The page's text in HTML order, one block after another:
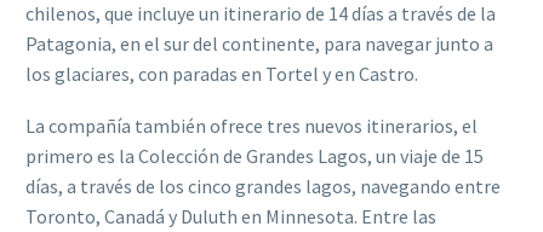
chilenos, que incluye un itinerario de 14 días a través de la
Patagonia, en el sur del continente, para navegar junto a
los glaciares, con paradas en Tortel y en Castro.
La compañía también ofrece tres nuevos itinerarios, el
primero es la Colección de Grandes Lagos, un viaje de 15
días, a través de los cinco grandes lagos, navegando entre
Toronto, Canadá y Duluth en Minnesota. Entre las